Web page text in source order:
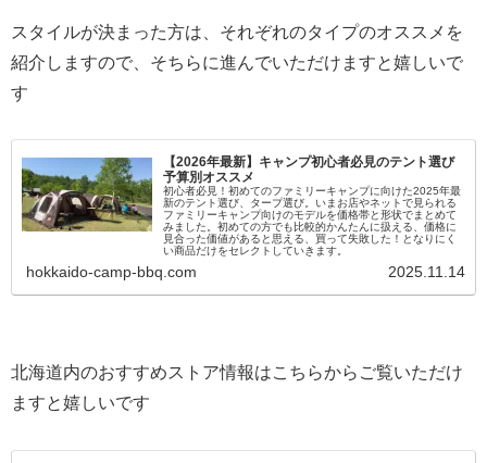
スタイルが決まった方は、それぞれのタイプのオススメを
紹介しますので、そちらに進んでいただけますと嬉しいで
す
【2026年最新】キャンプ初心者必見のテント選び
予算別オススメ
初心者必見！初めてのファミリーキャンプに向けた2025年最
新のテント選び、タープ選び。いまお店やネットで見られる
ファミリーキャンプ向けのモデルを価格帯と形状でまとめて
みました。初めての方でも比較的かんたんに扱える、価格に
見合った価値があると思える、買って失敗した！となりにく
い商品だけをセレクトしていきます。
hokkaido-camp-bbq.com 2025.11.14
北海道内のおすすめストア情報はこちらからご覧いただけ
ますと嬉しいです